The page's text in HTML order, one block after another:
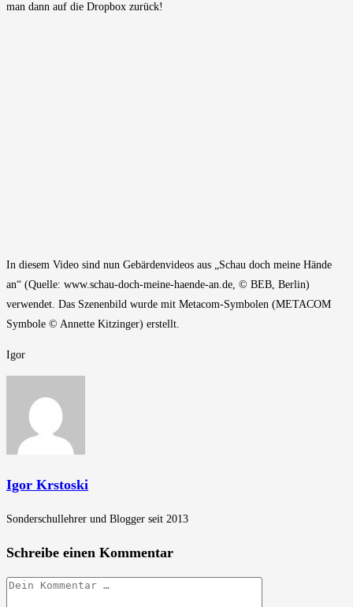
man dann auf die Dropbox zurück!
In diesem Video sind nun Gebärdenvideos aus „Schau doch meine Hände
an“ (Quelle: www.schau-doch-meine-haende-an.de, © BEB, Berlin)
verwendet. Das Szenenbild wurde mit Metacom-Symbolen (METACOM
Symbole © Annette Kitzinger) erstellt.
Igor
Igor Krstoski
Sonderschullehrer und Blogger seit 2013
Schreibe einen Kommentar
Kommentar